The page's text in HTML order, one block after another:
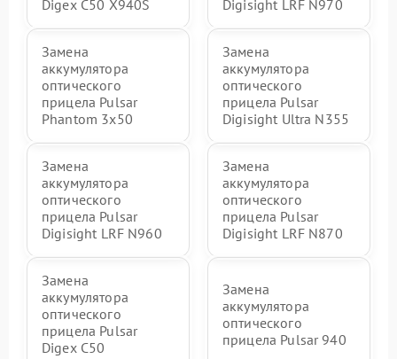
Digex C50 X940S
Digisight LRF N970
Замена
аккумулятора
оптического
прицела Pulsar
Phantom 3x50
Замена
аккумулятора
оптического
прицела Pulsar
Digisight Ultra N355
Замена
аккумулятора
оптического
прицела Pulsar
Digisight LRF N960
Замена
аккумулятора
оптического
прицела Pulsar
Digisight LRF N870
Замена
аккумулятора
оптического
прицела Pulsar
Digex C50
Замена
аккумулятора
оптического
прицела Pulsar 940